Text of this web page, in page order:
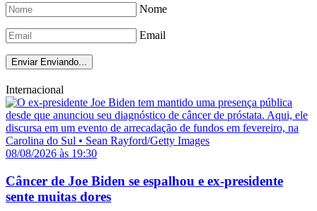
Nome
Email
Enviar Enviando...
Internacional
08/08/2026 às 19:30
Câncer de Joe Biden se espalhou e ex-presidente
sente muitas dores